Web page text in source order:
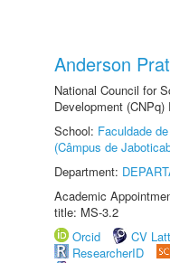
Anderson
National Council for
Development
School: Faculdade
(Câmpus de
Department:
Academic
title: MS-3.2
Orcid
CV
ResearcherID